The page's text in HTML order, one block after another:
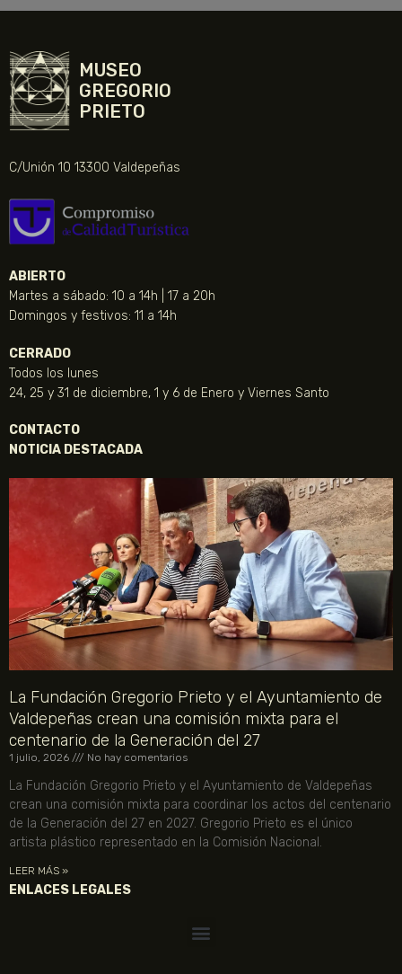
MUSEO
GREGORIO
PRIETO
C/Unión 10 13300 Valdepeñas
ABIERTO
Martes a sábado: 10 a 14h | 17 a 20h
Domingos y festivos: 11 a 14h
CERRADO
Todos los lunes
24, 25 y 31 de diciembre, 1 y 6 de Enero y Viernes Santo
CONTACTO
NOTICIA DESTACADA
La Fundación Gregorio Prieto y el Ayuntamiento de
Valdepeñas crean una comisión mixta para el
centenario de la Generación del 27
1 julio, 2026 No hay comentarios
La Fundación Gregorio Prieto y el Ayuntamiento de Valdepeñas
crean una comisión mixta para coordinar los actos del centenario
de la Generación del 27 en 2027. Gregorio Prieto es el único
artista plástico representado en la Comisión Nacional.
LEER MÁS »
ENLACES LEGALES